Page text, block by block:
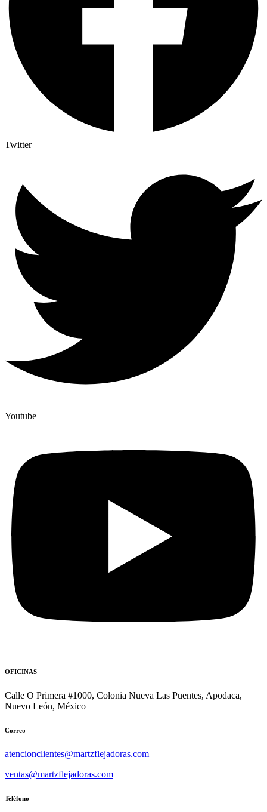
Twitter
Youtube
OFICINAS
Calle O Primera #1000, Colonia Nueva Las Puentes, Apodaca,
Nuevo León, México
Correo
atencionclientes@martzflejadoras.com
ventas@martzflejadoras.com
Teléfono